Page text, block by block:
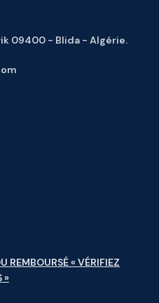
09400 - Blida - Algérie.
REMBOURSÉ « VÉRIFIEZ
»